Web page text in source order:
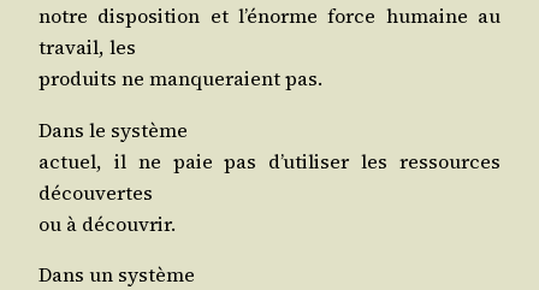
notre dis­po­si­tion et l’é­norme force humaine au
tra­vail, les
pro­duits ne man­que­raient pas.
Dans le système
actuel, il ne paie pas d’u­ti­li­ser les res­sources
découvertes
ou à découvrir.
Dans un système